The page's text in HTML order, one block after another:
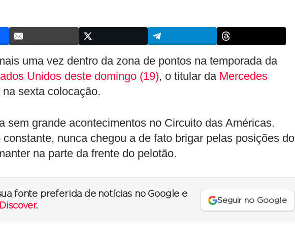
uma vez dentro da zona de pontos na temporada da
Unidos deste domingo (19), o titular da Mercedes
sexta colocação.
sem grande acontecimentos no Circuito das Américas.
nunca chegou a de fato brigar pelas posições do
na parte da frente do pelotão.
fonte preferida de notícias no Google e
.
Seguir no Google